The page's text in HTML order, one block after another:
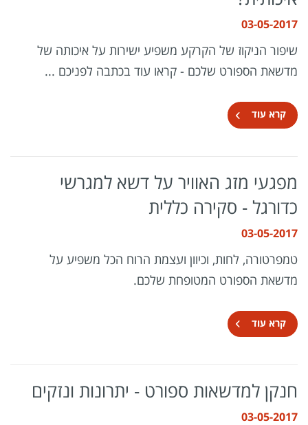
03-05-2017
שיפור הניקוז של הקרקע משפיע ישירות על איכותה של
מדשאת הספורט שלכם - קראו עוד בכתבה לפניכם ...
קרא עוד
מפגעי מזג האוויר על דשא למגרשי
כדורגל - סקירה כללית
03-05-2017
טמפרטורה, לחות, וכיוון ועצמת הרוח הכל משפיע על
מדשאת הספורט המטופחת שלכם.
קרא עוד
חנקן למדשאות ספורט - יתרונות ונזקים
03-05-2017